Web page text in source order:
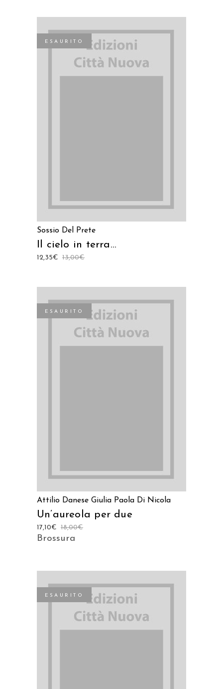
ESAURITO
Sossio Del Prete
Il cielo in terra…
13,00€
12,35€
ESAURITO
Attilio Danese Giulia Paola Di Nicola
Un’aureola per due
18,00€
17,10€
Brossura
ESAURITO